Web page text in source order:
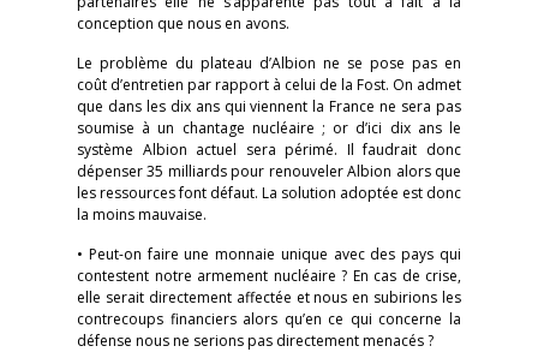
conception que nous en avons.
Le problème du plateau d’Albion ne se pose pas en
coût d’entretien par rapport à celui de la Fost. On admet
que dans les dix ans qui viennent la France ne sera pas
soumise à un chantage nucléaire ; or d’ici dix ans le
système Albion actuel sera périmé. Il faudrait donc
dépenser 35 milliards pour renouveler Albion alors que
les ressources font défaut. La solution adoptée est donc
la moins mauvaise.
• Peut-on faire une monnaie unique avec des pays qui
contestent notre armement nucléaire ? En cas de crise,
elle serait directement affectée et nous en subirions les
contrecoups financiers alors qu’en ce qui concerne la
défense nous ne serions pas directement menacés ?